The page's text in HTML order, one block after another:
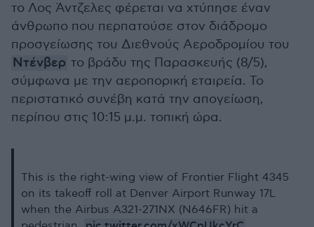
το Λος Άντζελες φέρεται να χτύπησε έναν
άνθρωπο που περπατούσε στον διάδρομο
προσγείωσης του Διεθνούς Αεροδρομίου του
Ντένβερ το βράδυ της Παρασκευής (8/5),
σύμφωνα με την αεροπορική εταιρεία. Το
περιστατικό συνέβη κατά την απογείωση,
περίπου στις 10:15 μ.μ. τοπική ώρα.
This is the right-wing view of Frontier Flight 4345
on its takeoff roll at Denver Airport Runway 17L
when the Airbus A321-271NX (N646FR) hit a